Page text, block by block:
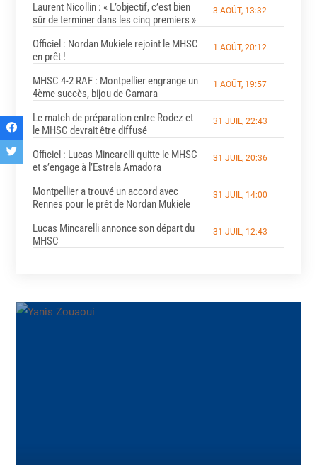
Laurent Nicollin : « L’objectif, c’est bien
sûr de terminer dans les cinq premiers »
3 AOÛT, 13:32
Officiel : Nordan Mukiele rejoint le MHSC
en prêt !
1 AOÛT, 20:12
MHSC 4-2 RAF : Montpellier engrange un
4ème succès, bijou de Camara
1 AOÛT, 19:57
Le match de préparation entre Rodez et
le MHSC devrait être diffusé
31 JUIL, 22:43
Officiel : Lucas Mincarelli quitte le MHSC
et s’engage à l’Estrela Amadora
31 JUIL, 20:36
Montpellier a trouvé un accord avec
Rennes pour le prêt de Nordan Mukiele
31 JUIL, 14:00
Lucas Mincarelli annonce son départ du
MHSC
31 JUIL, 12:43